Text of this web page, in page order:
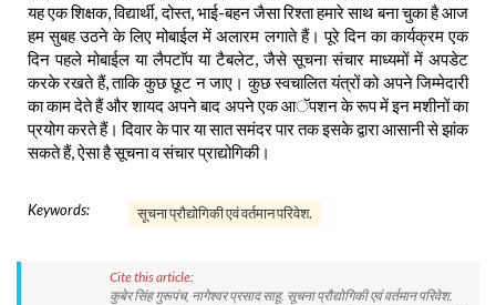
यह एक शिक्षक, विद्यार्थी, दोस्त, भाई-बहन जैसा रिश्ता हमारे साथ बना चुका है आज
हम सुबह उठने के लिए मोबाईल में अलारम लगाते हैं। पूरे दिन का कार्यक्रम एक
दिन पहले मोबाईल या लैपटाॅप या टैबलेट, जैसे सूचना संचार माध्यमों में अपडेट
करके रखते हैं, ताकि कुछ छूट न जाए। कुछ स्वचालित यंत्रों को अपने जिम्मेदारी
का काम देते हैं और शायद अपने बाद अपने एक आॅपशन के रूप में इन मशीनों का
प्रयोग करते हैं। दिवार के पार या सात समंदर पार तक इसके द्वारा आसानी से झांक
सकते हैं, ऐसा है सूचना व संचार प्राद्योगिकी।
Keywords: सूचना प्रौद्योगिकी एवं वर्तमान परिवेश.
Cite this article:
कुबेर सिंह गुरूपंच, नागेश्वर प्रसाद साहू. सूचना प्रौद्योगिकी एवं वर्तमान परिवेश.